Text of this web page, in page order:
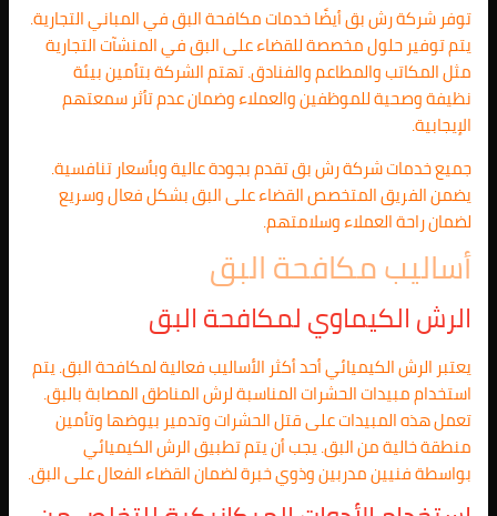
توفر شركة رش بق أيضًا خدمات مكافحة البق في المباني التجارية.
يتم توفير حلول مخصصة للقضاء على البق في المنشآت التجارية
مثل المكاتب والمطاعم والفنادق. تهتم الشركة بتأمين بيئة
نظيفة وصحية للموظفين والعملاء وضمان عدم تأثر سمعتهم
الإيجابية.
جميع خدمات شركة رش بق تقدم بجودة عالية وبأسعار تنافسية.
يضمن الفريق المتخصص القضاء على البق بشكل فعال وسريع
لضمان راحة العملاء وسلامتهم.
أساليب مكافحة البق
الرش الكيماوي لمكافحة البق
يعتبر الرش الكيميائي أحد أكثر الأساليب فعالية لمكافحة البق. يتم
استخدام مبيدات الحشرات المناسبة لرش المناطق المصابة بالبق.
تعمل هذه المبيدات على قتل الحشرات وتدمير بيوضها وتأمين
منطقة خالية من البق. يجب أن يتم تطبيق الرش الكيميائي
بواسطة فنيين مدربين وذوي خبرة لضمان القضاء الفعال على البق.